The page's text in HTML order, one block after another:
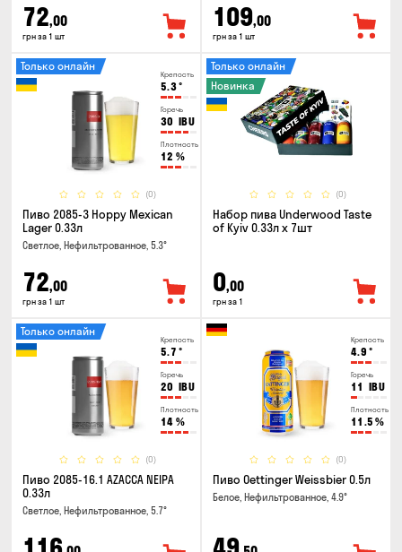
72,00
грн за 1 шт
109,00
грн за 1 шт
Крепость
5.3°
Горечь
30 IBU
Плотность
12 %
(0)
Только онлайн
Пиво 2085-3 Hoppy Mexican
Lager 0.33л
Светлое, Нефильтрованное, 5.3°
72,00
грн за 1 шт
(0)
Только онлайн
Новинка
Набор пива Underwood Taste
of Kyiv 0.33л x 7шт
0,00
грн за 1
Крепость
5.7 °
Горечь
20 IBU
Плотность
14 %
(0)
Только онлайн
Пиво 2085-16.1 AZACCA NEIPA
0.33л
Светлое, Нефильтрованное, 5.7°
Крепость
4.9 °
Горечь
11 IBU
Плотность
11.5 %
(0)
Пиво Oettinger Weissbier 0.5л
Белое, Нефильтрованное, 4.9°